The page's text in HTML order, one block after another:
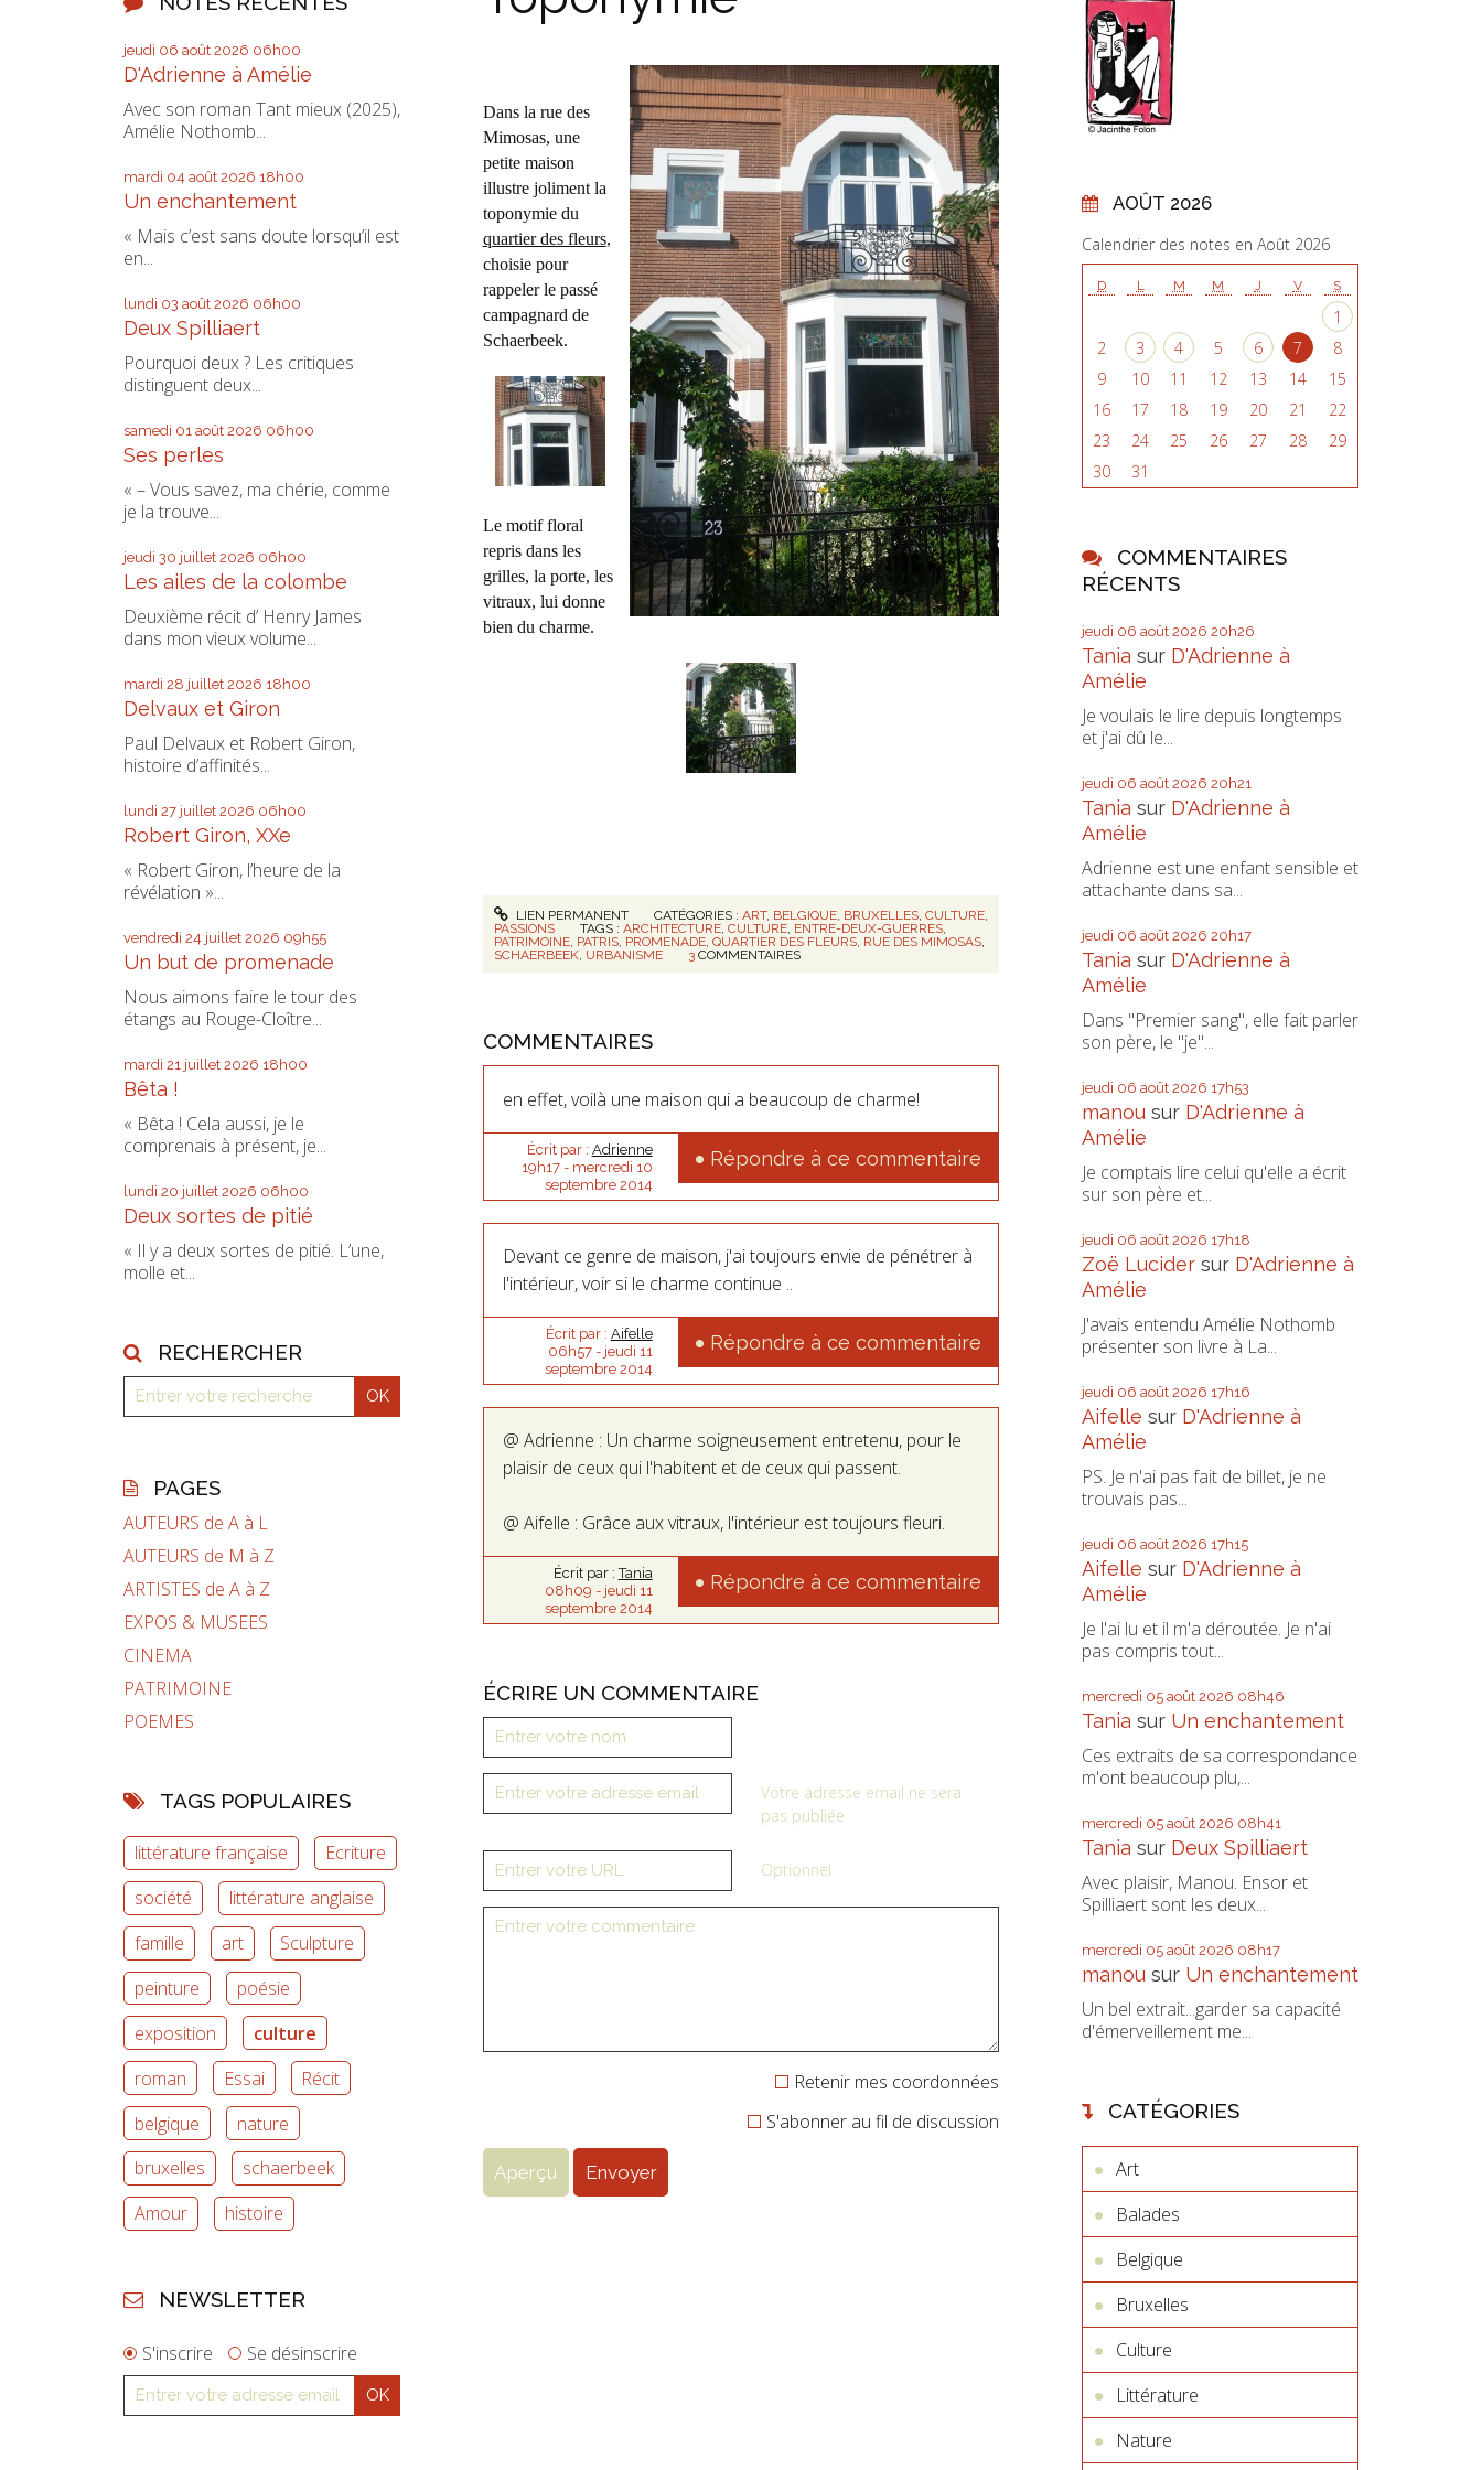
jeudi 06 août 2026 06h00
D'Adrienne à Amélie
Avec son roman Tant mieux (2025),
Amélie Nothomb...
mardi 04 août 2026 18h00
Un enchantement
« Mais c’est sans doute lorsqu’il est
en...
lundi 03 août 2026 06h00
Deux Spilliaert
Pourquoi deux ? Les critiques
distinguent deux...
samedi 01 août 2026 06h00
Ses perles
« – Vous savez, ma chérie, comme
je la trouve...
jeudi 30 juillet 2026 06h00
Les ailes de la colombe
Deuxième récit d’ Henry James
dans mon vieux volume...
mardi 28 juillet 2026 18h00
Delvaux et Giron
Paul Delvaux et Robert Giron,
histoire d’affinités...
lundi 27 juillet 2026 06h00
Robert Giron, XXe
« Robert Giron, l’heure de la
révélation »...
vendredi 24 juillet 2026 09h55
Un but de promenade
Nous aimons faire le tour des
étangs au Rouge-Cloître...
mardi 21 juillet 2026 18h00
Bêta !
« Bêta ! Cela aussi, je le
comprenais à présent, je...
lundi 20 juillet 2026 06h00
Deux sortes de pitié
« Il y a deux sortes de pitié. L’une,
molle et...
RECHERCHER
PAGES
AUTEURS de A à L
AUTEURS de M à Z
ARTISTES de A à Z
EXPOS & MUSEES
CINEMA
PATRIMOINE
POEMES
TAGS POPULAIRES
littérature française
Ecriture
société
littérature anglaise
famille
art
Sculpture
peinture
poésie
exposition
culture
roman
Essai
Récit
belgique
nature
bruxelles
schaerbeek
Amour
histoire
NEWSLETTER
S'inscrire Se désinscrire
Dans la rue des
Mimosas, une
petite maison
illustre joliment la
toponymie du
quartier des fleurs,
choisie pour
rappeler le passé
campagnard de
Schaerbeek.
Le motif floral
repris dans les
grilles, la porte, les
vitraux, lui donne
bien du charme.
LIEN PERMANENT CATÉGORIES :ART, BELGIQUE, BRUXELLES,CULTURE,
PASSIONS
TAGS : ARCHITECTURE, CULTURE, ENTRE-DEUX-GUERRES,
PATRIMOINE, PATRIS, PROMENADE, QUARTIER DES FLEURS, RUE DES MIMOSAS,
SCHAERBEEK, URBANISME 3 COMMENTAIRES
COMMENTAIRES
en effet, voilà une maison qui a beaucoup de charme!
Écrit par : Adrienne
19h17- mercredi 10
septembre 2014
Répondre à ce commentaire
Devant ce genre de maison, j'ai toujours envie de pénétrer à
l'intérieur, voir si le charme continue ..
Écrit par : Aifelle
06h57- jeudi 11
septembre 2014
Répondre à ce commentaire
@ Adrienne : Un charme soigneusement entretenu, pour le
plaisir de ceux qui l'habitent et de ceux qui passent.
@ Aifelle : Grâce aux vitraux, l'intérieur est toujours fleuri.
Écrit par :Tania
08h09 - jeudi 11
septembre 2014
Répondre à ce commentaire
ÉCRIRE UN COMMENTAIRE
Votre adresse email ne sera
pas publiée
Optionnel
Retenir mes coordonnées
S'abonner au fil de discussion
AOÛT 2026
Calendrier des notes en Août 2026
D L M M J V S
1
2
3 4 5 6 7
8
9
10 11 12 13 14
15
16
17 18 19 20 21
22
23
24 25 26 27 28
29
30
31
COMMENTAIRES
RÉCENTS
jeudi 06 août 2026 20h26
Tania sur D'Adrienne à
Amélie
Je voulais le lire depuis longtemps
et j'ai dû le...
jeudi 06 août 2026 20h21
Tania sur D'Adrienne à
Amélie
Adrienne est une enfant sensible et
attachante dans sa...
jeudi 06 août 2026 20h17
Tania sur D'Adrienne à
Amélie
Dans "Premier sang", elle fait parler
son père, le "je"...
jeudi 06 août 2026 17h53
manousur D'Adrienne à
Amélie
Je comptais lire celui qu'elle a écrit
sur son père et...
jeudi 06 août 2026 17h18
Zoë Lucidersur D'Adrienne à
Amélie
J'avais entendu Amélie Nothomb
présenter son livre à La...
jeudi 06 août 2026 17h16
Aifelle sur D'Adrienne à
Amélie
PS. Je n'ai pas fait de billet, je ne
trouvais pas...
jeudi 06 août 2026 17h15
Aifelle sur D'Adrienne à
Amélie
Je l'ai lu et il m'a déroutée. Je n'ai
pas compris tout...
mercredi 05 août 2026 08h46
Tania sur Un enchantement
Ces extraits de sa correspondance
m'ont beaucoup plu,...
mercredi 05 août 2026 08h41
Tania sur Deux Spilliaert
Avec plaisir, Manou. Ensor et
Spilliaert sont les deux...
mercredi 05 août 2026 08h17
manousur Un enchantement
Un bel extrait...garder sa capacité
d'émerveillement me...
CATÉGORIES
Art
Balades
Belgique
Bruxelles
Culture
Littérature
Nature